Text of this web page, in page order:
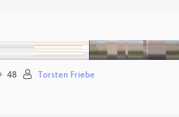
48 Torsten Friebe